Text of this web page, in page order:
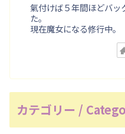
氣付けば５年間ほどバッ
た。
現在魔女になる修行中。
カテゴリー /